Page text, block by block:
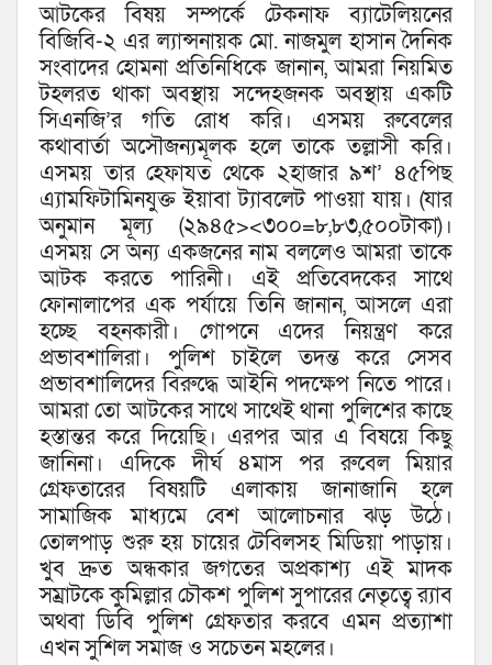
আটকের বিষয় সম্পর্কে টেকনাফ ব্যাটেলিয়নের
বিজিবি-২ এর ল্যান্সনায়ক মো. নাজমুল হাসান দৈনিক
সংবাদের হোমনা প্রতিনিধিকে জানান, আমরা নিয়মিত
টহলরত থাকা অবস্থায় সন্দেহজনক অবস্থায় একটি
সিএনজি’র গতি রোধ করি। এসময় রুবেলের
কথাবার্তা অসৌজন্যমূলক হলে তাকে তল্লাসী করি।
এসময় তার হেফাযত থেকে ২হাজার ৯শ’ ৪৫পিছ
এ্যামফিটামিনযুক্ত ইয়াবা ট্যাবলেট পাওয়া যায়। (যার
অনুমান মূল্য (২৯৪৫><৩০০=৮,৮৩,৫০০টাকা)।
এসময় সে অন্য একজনের নাম বললেও আমরা তাকে
আটক করতে পারিনী। এই প্রতিবেদকের সাথে
ফোনালাপের এক পর্যায়ে তিনি জানান, আসলে এরা
হচ্ছে বহনকারী। গোপনে এদের নিয়ন্ত্রণ করে
প্রভাবশালিরা। পুলিশ চাইলে তদন্ত করে সেসব
প্রভাবশালিদের বিরুদ্ধে আইনি পদক্ষেপ নিতে পারে।
আমরা তো আটকের সাথে সাথেই থানা পুলিশের কাছে
হস্তান্তর করে দিয়েছি। এরপর আর এ বিষয়ে কিছু
জানিনা। এদিকে দীর্ঘ ৪মাস পর রুবেল মিয়ার
গ্রেফতারের বিষয়টি এলাকায় জানাজানি হলে
সামাজিক মাধ্যমে বেশ আলোচনার ঝড় উঠে।
তোলপাড় শুরু হয় চায়ের টেবিলসহ মিডিয়া পাড়ায়।
খুব দ্রুত অন্ধকার জগতের অপ্রকাশ্য এই মাদক
সম্রাটকে কুমিল্লার চৌকশ পুলিশ সুপারের নেতৃত্বে র‍্যাব
অথবা ডিবি পুলিশ গ্রেফতার করবে এমন প্রত্যাশা
এখন সুশিল সমাজ ও সচেতন মহলের।